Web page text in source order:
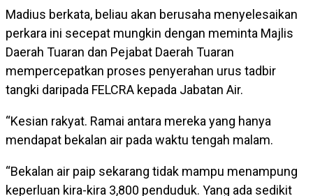
Madius berkata, beliau akan berusaha menyelesaikan
perkara ini secepat mungkin dengan meminta Majlis
Daerah Tuaran dan Pejabat Daerah Tuaran
mempercepatkan proses penyerahan urus tadbir
tangki daripada FELCRA kepada Jabatan Air.
“Kesian rakyat. Ramai antara mereka yang hanya
mendapat bekalan air pada waktu tengah malam.
“Bekalan air paip sekarang tidak mampu menampung
keperluan kira-kira 3,800 penduduk. Yang ada sedikit